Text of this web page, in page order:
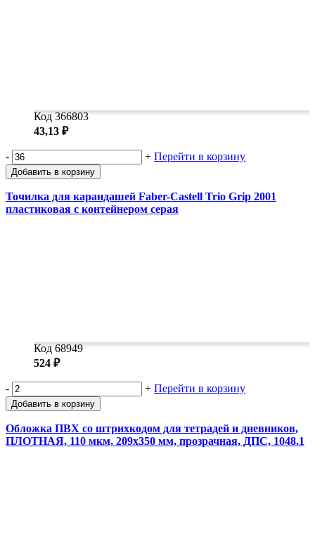
Код 366803
43,13 ₽
- + Перейти в корзину
Добавить в корзину
Точилка для карандашей Faber-Castell Trio Grip 2001
пластиковая c контейнером серая
Код 68949
524 ₽
- + Перейти в корзину
Добавить в корзину
Обложка ПВХ со штрихкодом для тетрадей и дневников,
ПЛОТНАЯ, 110 мкм, 209х350 мм, прозрачная, ДПС, 1048.1